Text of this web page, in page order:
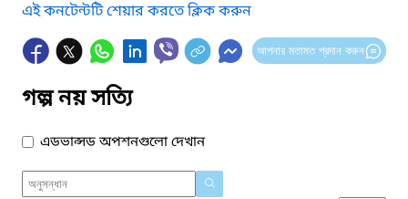
এই কনটেন্টটি শেয়ার করতে ক্লিক করুন
আপনার মতামত প্রদান করুন
গল্প নয় সত্যি
এডভান্সড অপশনগুলো দেখান